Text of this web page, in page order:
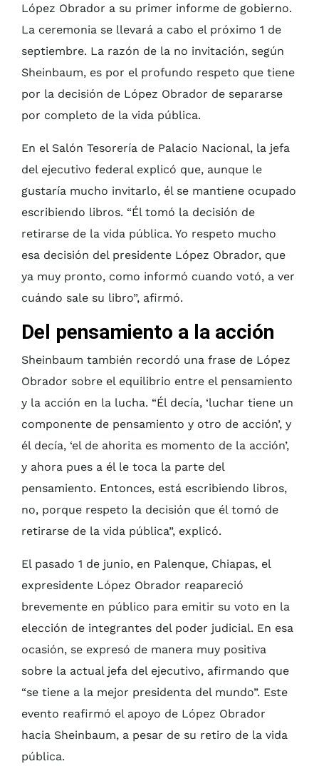
López Obrador a su primer informe de gobierno.
La ceremonia se llevará a cabo el próximo 1 de
septiembre. La razón de la no invitación, según
Sheinbaum, es por el profundo respeto que tiene
por la decisión de López Obrador de separarse
por completo de la vida pública.
En el Salón Tesorería de Palacio Nacional, la jefa
del ejecutivo federal explicó que, aunque le
gustaría mucho invitarlo, él se mantiene ocupado
escribiendo libros. “Él tomó la decisión de
retirarse de la vida pública. Yo respeto mucho
esa decisión del presidente López Obrador, que
ya muy pronto, como informó cuando votó, a ver
cuándo sale su libro”, afirmó.
Del pensamiento a la acción
Sheinbaum también recordó una frase de López
Obrador sobre el equilibrio entre el pensamiento
y la acción en la lucha. “Él decía, ‘luchar tiene un
componente de pensamiento y otro de acción’, y
él decía, ‘el de ahorita es momento de la acción’,
y ahora pues a él le toca la parte del
pensamiento. Entonces, está escribiendo libros,
no, porque respeto la decisión que él tomó de
retirarse de la vida pública”, explicó.
El pasado 1 de junio, en Palenque, Chiapas, el
expresidente López Obrador reapareció
brevemente en público para emitir su voto en la
elección de integrantes del poder judicial. En esa
ocasión, se expresó de manera muy positiva
sobre la actual jefa del ejecutivo, afirmando que
“se tiene a la mejor presidenta del mundo”. Este
evento reafirmó el apoyo de López Obrador
hacia Sheinbaum, a pesar de su retiro de la vida
pública.